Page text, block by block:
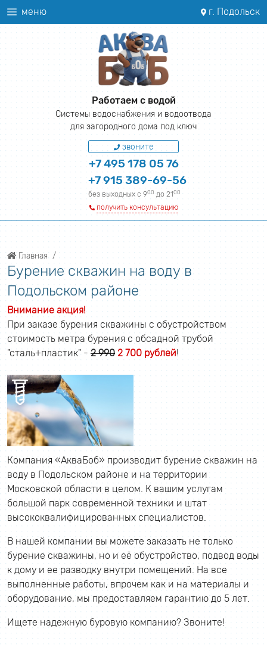
меню г. Подольск
Работаем с водой
Системы водоснабжения и водоотвода
для загородного дома под ключ
звоните
+7 495 178 05 76
+7 915 389-69-56
без выходных с 900 до 2100
получить консультацию
Главная
Бурение скважин на воду в
Подольском районе
Внимание акция!
При заказе бурения скважины с обустройством
стоимость метра бурения с обсадной трубой
"сталь+пластик" - 2 990 2 700 рублей!
Компания «АкваБоб» производит бурение скважин на
воду в Подольском районе и на территории
Московской области в целом. К вашим услугам
большой парк современной техники и штат
высококвалифицированных специалистов.
В нашей компании вы можете заказать не только
бурение скважины, но и её обустройство, подвод воды
к дому и ее разводку внутри помещений. На все
выполненные работы, впрочем как и на материалы и
оборудование, мы предоставляем гарантию до 5 лет.
Ищете надежную буровую компанию? Звоните!